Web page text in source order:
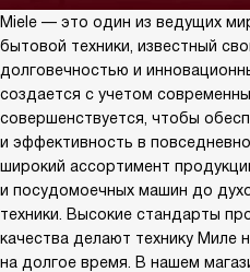
Miele — это один из ведущих
бытовой техники, известный
долговечностью и
создается с учетом
совершенствуется, чтобы
и эффективность в
широкий ассортимент
и посудомоечных машин до
техники. Высокие стандарты
качества делают технику
на долгое время. В нашем